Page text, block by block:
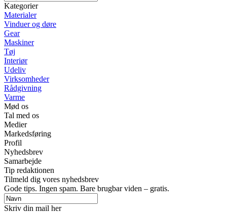
Kategorier
Materialer
Vinduer og døre
Gear
Maskiner
Tøj
Interiør
Udeliv
Virksomheder
Rådgivning
Varme
Mød os
Tal med os
Medier
Markedsføring
Profil
Nyhedsbrev
Samarbejde
Tip redaktionen
Tilmeld dig vores nyhedsbrev
Gode tips. Ingen spam. Bare brugbar viden – gratis.
Skriv din mail her